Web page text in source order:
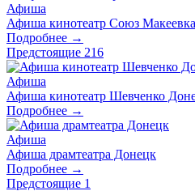
Афиша
Афиша кинотеатр Союз Макеевка
Подробнее →
Предстоящие 216
Афиша
Афиша кинотеатр Шевченко
Подробнее →
Афиша
Афиша драмтеатра Донецк
Подробнее →
Предстоящие 1